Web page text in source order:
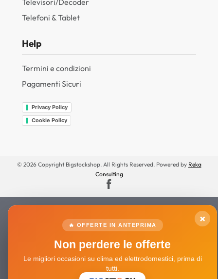
Televisori/Decoder
Telefoni & Tablet
Help
Termini e condizioni
Pagamenti Sicuri
Privacy Policy
Cookie Policy
© 2026 Copyright Bigstockshop. All Rights Reserved. Powered by Reka
Consulting
×
🔥 OFFERTE IN ANTEPRIMA
Non perdere le offerte
Le migliori occasioni su clima ed elettrodomestici, prima di
tutti.